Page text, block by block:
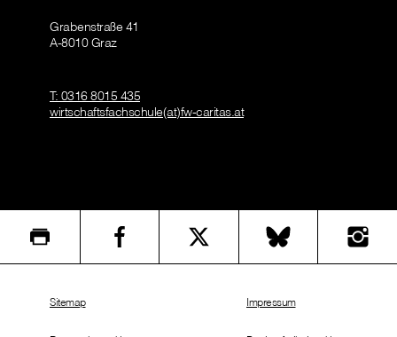
Grabenstraße 41
A-8010 Graz
T: 0316 8015 435
wirtschaftsfachschule(at)fw-caritas.at
Sitemap Impressum